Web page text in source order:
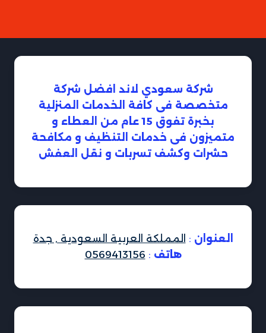
شركة سعودي لاند افضل شركة
متخصصة فى كافة الخدمات المنزلية
بخبرة تفوق 15 عام من العطاء و
متميزون فى خدمات التنظيف و مكافحة
حشرات وكشف تسربات و نقل العفش
العنوان : المملكة العربية السعودية , جدة
هاتف :
0569413156